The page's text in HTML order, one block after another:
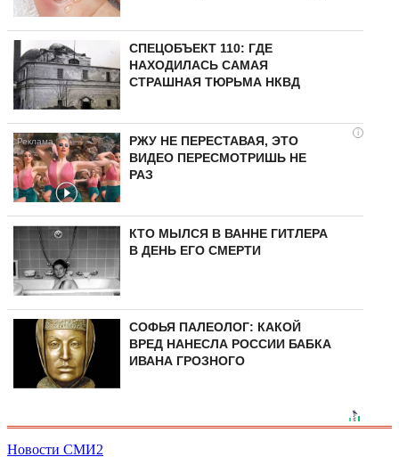
СПЕЦОБЪЕКТ 110: ГДЕ
НАХОДИЛАСЬ САМАЯ
СТРАШНАЯ ТЮРЬМА НКВД
i
РЖУ НЕ ПЕРЕСТАВАЯ, ЭТО
ВИДЕО ПЕРЕСМОТРИШЬ НЕ
РАЗ
КТО МЫЛСЯ В ВАННЕ ГИТЛЕРА
В ДЕНЬ ЕГО СМЕРТИ
СОФЬЯ ПАЛЕОЛОГ: КАКОЙ
ВРЕД НАНЕСЛА РОССИИ БАБКА
ИВАНА ГРОЗНОГО
Новости СМИ2